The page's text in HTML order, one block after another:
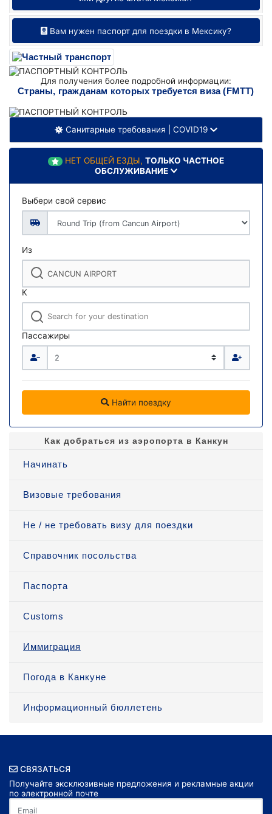
Вам нужен паспорт для поездки в Мексику?
Для получения более подробной информации:
Страны, гражданам которых требуется виза (FMTT)
Санитарные требования | COVID19
НЕТ ОБЩЕЙ ЕЗДЫ, ТОЛЬКО ЧАСТНОЕ
ОБСЛУЖИВАНИЕ
Выбери свой сервис
Из
К
Пассажиры
Найти поездку
Как добраться из аэропорта в Канкун
Начинать
Визовые требования
Не / не требовать визу для поездки
Справочник посольства
Паспорта
Customs
Иммиграция
Погода в Канкуне
Информационный бюллетень
СВЯЗАТЬСЯ
Получайте эксклюзивные предложения и рекламные акции
по электронной почте